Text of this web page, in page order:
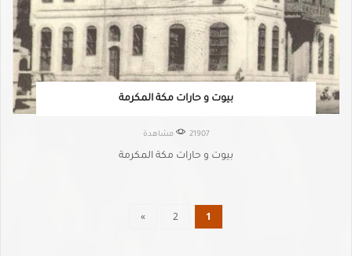
بيوت و حارات مكة المكرمة
21907 مشاهدة
بيوت و حارات مكة المكرمة
1
2
»